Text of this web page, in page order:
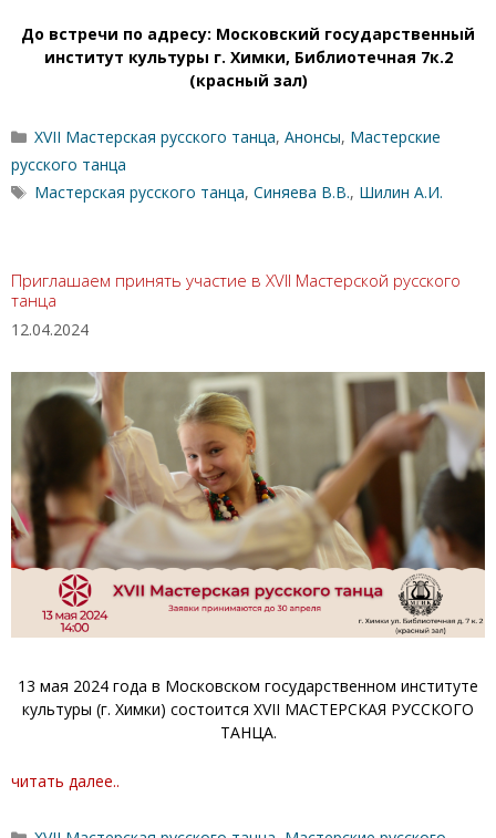
До встречи по адресу: Московский государственный
институт культуры г. Химки, Библиотечная 7к.2
(красный зал)
Рубрики
XVII Мастерская русского танца,Анонсы, Мастерские
русского танца
Метки
Мастерская русского танца,Синяева В.В., Шилин А.И.
Приглашаем принять участие в XVII Мастерской русского
танца
12.04.2024
13 мая 2024 года в Московском государственном институте
культуры (г. Химки) состоится XVII МАСТЕРСКАЯ РУССКОГО
ТАНЦА.
читать далее..